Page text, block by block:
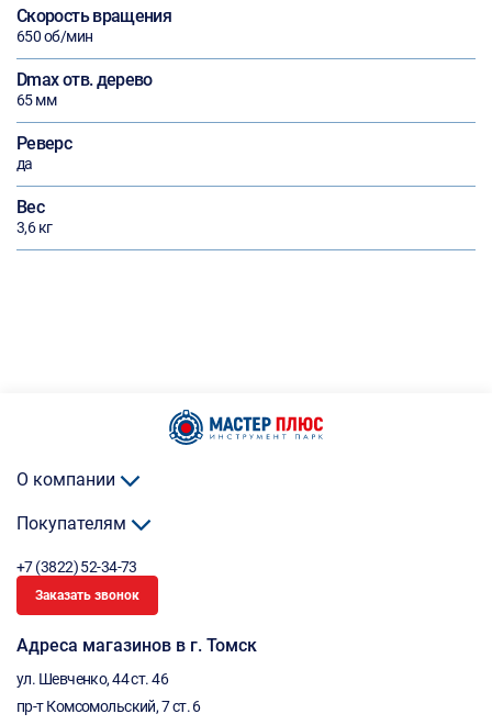
Скорость вращения
650 об/мин
Dmax отв. дерево
65 мм
Реверс
да
Вес
3,6 кг
О компании
Покупателям
+7 (3822) 52-34-73
Заказать звонок
Адреса магазинов в г. Томск
ул. Шевченко, 44 ст. 46
пр-т Комсомольский, 7 ст. 6